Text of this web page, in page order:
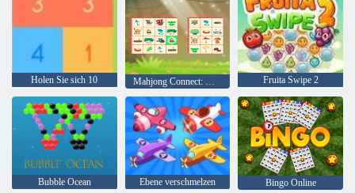
Holen Sie sich 10 Fruita Swipe 2
Bubble Ocean Ebene verschmelzen Bingo Online